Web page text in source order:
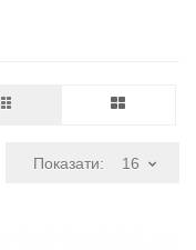
Показати: 16